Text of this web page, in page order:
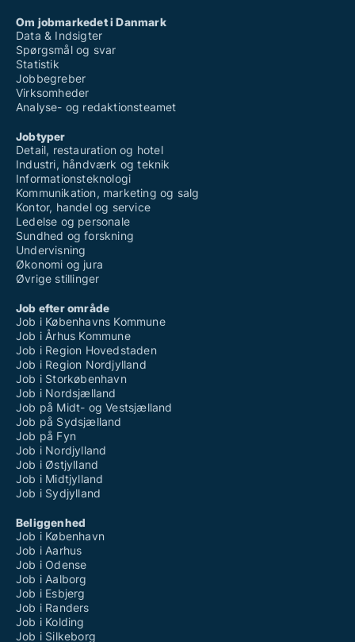
Om jobmarkedet i Danmark
Data & Indsigter
Spørgsmål og svar
Statistik
Jobbegreber
Virksomheder
Analyse- og redaktionsteamet
Jobtyper
Detail, restauration og hotel
Industri, håndværk og teknik
Informationsteknologi
Kommunikation, marketing og salg
Kontor, handel og service
Ledelse og personale
Sundhed og forskning
Undervisning
Økonomi og jura
Øvrige stillinger
Job efter område
Job i Københavns Kommune
Job i Århus Kommune
Job i Region Hovedstaden
Job i Region Nordjylland
Job i Storkøbenhavn
Job i Nordsjælland
Job på Midt- og Vestsjælland
Job på Sydsjælland
Job på Fyn
Job i Nordjylland
Job i Østjylland
Job i Midtjylland
Job i Sydjylland
Beliggenhed
Job i København
Job i Aarhus
Job i Odense
Job i Aalborg
Job i Esbjerg
Job i Randers
Job i Kolding
Job i Silkeborg